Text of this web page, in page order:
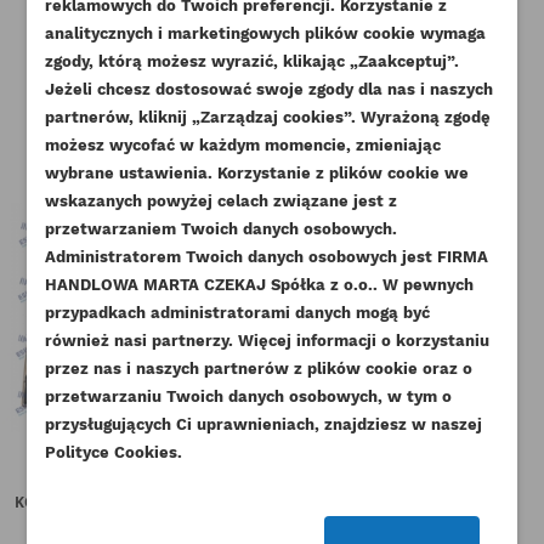
DODAJ DO LISTY ŻYCZEŃ
add_circle_outline Stwórz nową listę życzeń
UTWÓRZ LISTĘ ŻYCZEŃ
NAZWA LISTY ŻYCZEŃ
Anuluj Utwórz listę życzeń
ZALOGUJ SIĘ
Musisz być zalogowany by zapisać produkty na
swojej liście życzeń.
Anuluj Zaloguj się
Klienci którzy zakupili ten produkt
kupili również:
KORBOWEGO TYŁ Z OBUDOWĄ
reklamowych do Twoich preferencji. Korzystanie z
analitycznych i marketingowych plików cookie wymaga
zgody, którą możesz wyrazić, klikając „Zaakceptuj”.
Jeżeli chcesz dostosować swoje zgody dla nas i naszych
partnerów, kliknij „Zarządzaj cookies”. Wyrażoną zgodę
możesz wycofać w każdym momencie, zmieniając
wybrane ustawienia. Korzystanie z plików cookie we
wskazanych powyżej celach związane jest z
przetwarzaniem Twoich danych osobowych.
Administratorem Twoich danych osobowych jest FIRMA
HANDLOWA MARTA CZEKAJ Spółka z o.o.. W pewnych
przypadkach administratorami danych mogą być
również nasi partnerzy. Więcej informacji o korzystaniu
przez nas i naszych partnerów z plików cookie oraz o
przetwarzaniu Twoich danych osobowych, w tym o
przysługujących Ci uprawnieniach, znajdziesz w naszej
Polityce Cookies.